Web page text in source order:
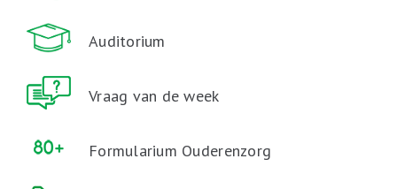
Auditorium
Vraag van de week
Formularium Ouderenzorg